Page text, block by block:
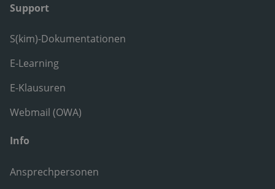
Support
S(kim)-Dokumentationen
E-Learning
E-Klausuren
Webmail (OWA)
Info
Ansprechpersonen